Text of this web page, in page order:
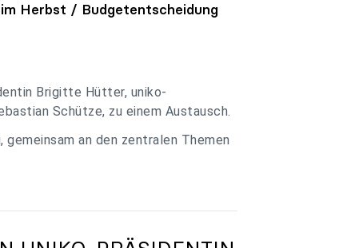
Herbst / Budgetentscheidung
Brigitte Hütter, uniko-
Schütze, zu einem Austausch.
an den zentralen Themen